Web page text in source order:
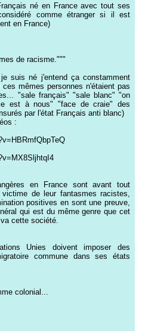
né en France avec tout ses
comme étranger si il est
en France)
de racisme."""
suis né j'entend ça constamment
mêmes personnes n'étaient pas
"sale français" "sale blanc" "on
est à nous" "face de craie" des
par l'état Français anti blanc)
:
en France sont avant tout
de leur fantasmes racistes,
positives en sont une preuve,
qui est du même genre que cet
cette société.
Unies doivent imposer des
commune dans ses états
colonial...